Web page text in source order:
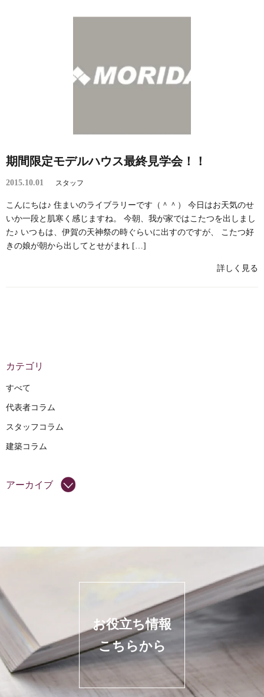
期間限定モデルハウス最終見学会！！
2015.10.01 スタッフ
こんにちは♪ 住まいのライブラリーです（＾＾） 今日はお天気のせ
いか一段と肌寒く感じますね。 今朝、我が家ではこたつを出しまし
た♪ いつもは、伊賀の天神祭の時ぐらいに出すのですが、 こたつ好
きの娘が朝から出してとせがまれ […]
詳しく見る
カテゴリ
すべて
代表者コラム
スタッフコラム
建築コラム
アーカイブ
お役立ち情報
こちらから